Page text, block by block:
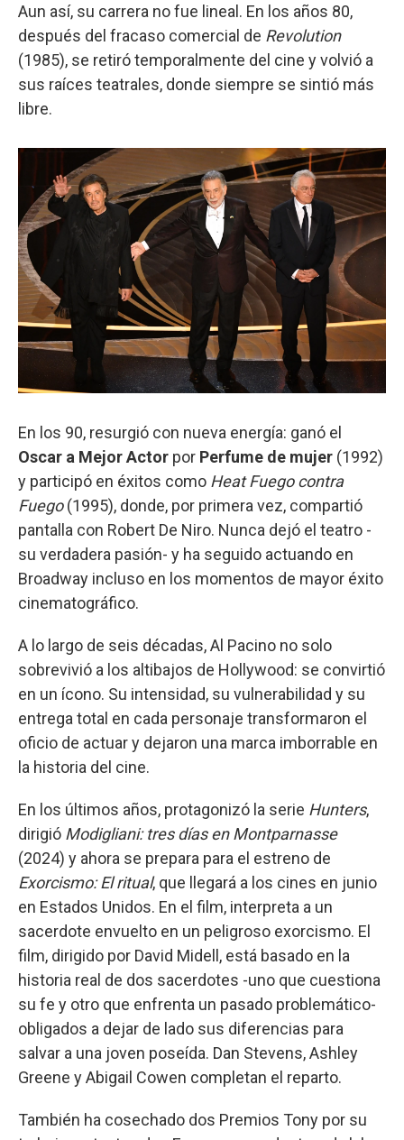
Aun así, su carrera no fue lineal. En los años 80,
después del fracaso comercial de Revolution
(1985), se retiró temporalmente del cine y volvió a
sus raíces teatrales, donde siempre se sintió más
libre.
En los 90, resurgió con nueva energía: ganó el
Oscar a Mejor Actor por Perfume de mujer (1992)
y participó en éxitos como Heat Fuego contra
Fuego(1995), donde, por primera vez, compartió
pantalla con Robert De Niro. Nunca dejó el teatro -
su verdadera pasión- y ha seguido actuando en
Broadway incluso en los momentos de mayor éxito
cinematográfico.
A lo largo de seis décadas, Al Pacino no solo
sobrevivió a los altibajos de Hollywood: se convirtió
en un ícono. Su intensidad, su vulnerabilidad y su
entrega total en cada personaje transformaron el
oficio de actuar y dejaron una marca imborrable en
la historia del cine.
En los últimos años, protagonizó la serie Hunters,
dirigió Modigliani: tres días en Montparnasse
(2024) y ahora se prepara para el estreno de
Exorcismo: El ritual, que llegará a los cines en junio
en Estados Unidos. En el film, interpreta a un
sacerdote envuelto en un peligroso exorcismo. El
film, dirigido por David Midell, está basado en la
historia real de dos sacerdotes -uno que cuestiona
su fe y otro que enfrenta un pasado problemático-
obligados a dejar de lado sus diferencias para
salvar a una joven poseída. Dan Stevens, Ashley
Greene y Abigail Cowen completan el reparto.
También ha cosechado dos Premios Tony por su